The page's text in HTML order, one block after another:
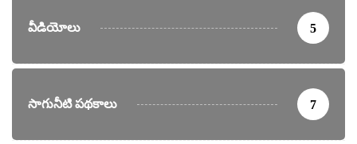
వీడియోలు 5
సాగునీటి పథకాలు 7